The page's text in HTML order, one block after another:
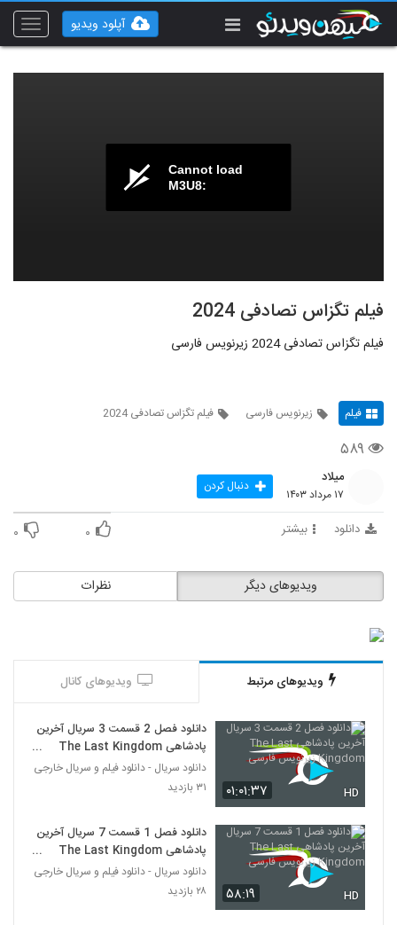
Toggle
آپلود ویدیو
Cannot load
M3U8:
فیلم تگزاس تصادفی 2024
فیلم تگزاس تصادفی 2024 زیرنویس فارسی
فیلم زیرنویس فارسی فیلم تگزاس تصادفی 2024
۵۸۹
میلاد
۱۷ مرداد ۱۴۰۳ دنبال کردن
دانلود بیشتر ۰ ۰
نظرات ویدیوهای دیگر
ویدیوهای مرتبط ویدیوهای کانال
۰۱:۰۱:۳۷ HD
دانلود فصل 2 قسمت 3 سریال آخرین
پادشاهی The Last Kingdom
زیرنویس فارسی
دانلود سریال - دانلود فیلم و سریال خارجی
۳۱ بازدید
۵۸:۱۹ HD
دانلود فصل 1 قسمت 7 سریال آخرین
پادشاهی The Last Kingdom
زیرنویس فارسی
دانلود سریال - دانلود فیلم و سریال خارجی
۲۸ بازدید